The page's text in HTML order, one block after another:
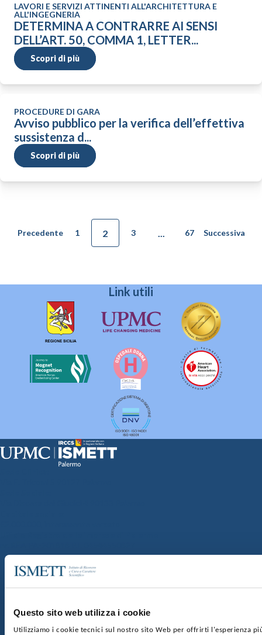
Questo sito web utilizza i cookie
Utilizziamo i cookie tecnici sul nostro sito Web per offrirti l'esperienza
LAVORI E SERVIZI ATTINENTI ALL'ARCHITETTURA E
ALL'INGEGNERIA
DETERMINA A CONTRARRE AI SENSI
DELL’ART. 50, COMMA 1, LETTER...
Scopri di più
PROCEDURE DI GARA
Avviso pubblico per la verifica dell’effettiva
sussistenza d...
Scopri di più
Precedente 1 2 3 67 Successiva
Link utili
SOCIETÀ TRASPARENTE
GARE E CONTRATTIPRIVACYCOOKIE POLICY
CONTATTI